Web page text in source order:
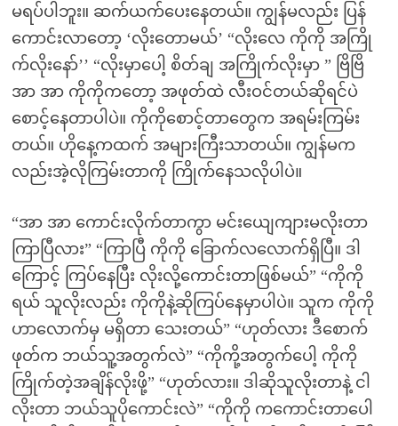
မရပ်ပါဘူး။ ဆက်ယက်ပေးနေတယ်။ ကျွန်မလည်း ပြန်
ကောင်းလာတော့ ‘လိုးတောမယ်’ “လိုးလေ ကိုကို အကြို
က်လိုးနော်’’ “လိုးမှာပေါ့ စိတ်ချ အကြိုက်လိုးမှာ ” ဗြိဗြိ
အာ အာ ကိုကိုကတော့ အဖုတ်ထဲ လီးဝင်တယ်ဆိုရင်ပဲ
စောင့်နေတာပါပဲ။ ကိုကိုစောင့်တာတွေက အရမ်းကြမ်း
တယ်။ ဟိုနေ့ကထက် အများကြီးသာတယ်။ ကျွန်မက
လည်းအဲ့လိုကြမ်းတာကို ကြိုက်နေသလိုပါပဲ။
“အာ အာ ကောင်းလိုက်တာကွာ မင်းယျေကျားမလိုးတာ
ကြာပြီလား” “ကြာပြီ ကိုကို ခြောက်လလောက်ရှိပြီ။ ဒါ
ကြောင့် ကြပ်နေပြီး လိုးလို့ကောင်းတာဖြစ်မယ်” “ကိုကို
ရယ် သူလိုးလည်း ကိုကိုနဲ့ဆိုကြပ်နေမှာပါပဲ။ သူက ကိုကို
ဟာလောက်မှ မရှိတာ သေးတယ်” “ဟုတ်လား ဒီစောက်
ဖုတ်က ဘယ်သူ့အတွက်လဲ” “ကိုကို့အတွက်ပေါ့ ကိုကို
ကြိုက်တဲ့အချိန်လိုးဖို့” “ဟုတ်လား။ ဒါဆိုသူလိုးတာနဲ့ ငါ
လိုးတာ ဘယ်သူပိုကောင်းလဲ” “ကိုကို ကကောင်းတာပေါ